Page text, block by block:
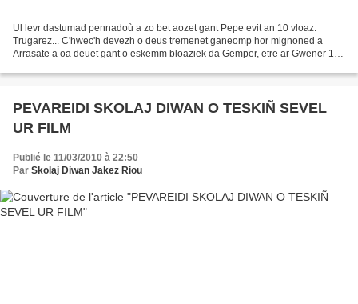
Ul levr dastumad pennadoù a zo bet aozet gant Pepe evit an 10 vloaz.
Trugarez... C'hwec'h devezh o deus tremenet ganeomp hor mignoned a
Arrasate a oa deuet gant o eskemm bloaziek da Gemper, etre ar Gwener 12
PEVAREIDI SKOLAJ DIWAN O TESKIÑ SEVEL
UR FILM
Publié le 11/03/2010 à 22:50
Par Skolaj Diwan Jakez Riou